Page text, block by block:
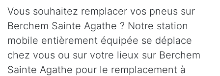
Vous souhaitez remplacer vos pneus sur
Berchem Sainte Agathe ? Notre station
mobile entièrement équipée se déplace
chez vous ou sur votre lieux sur Berchem
Sainte Agathe pour le remplacement à